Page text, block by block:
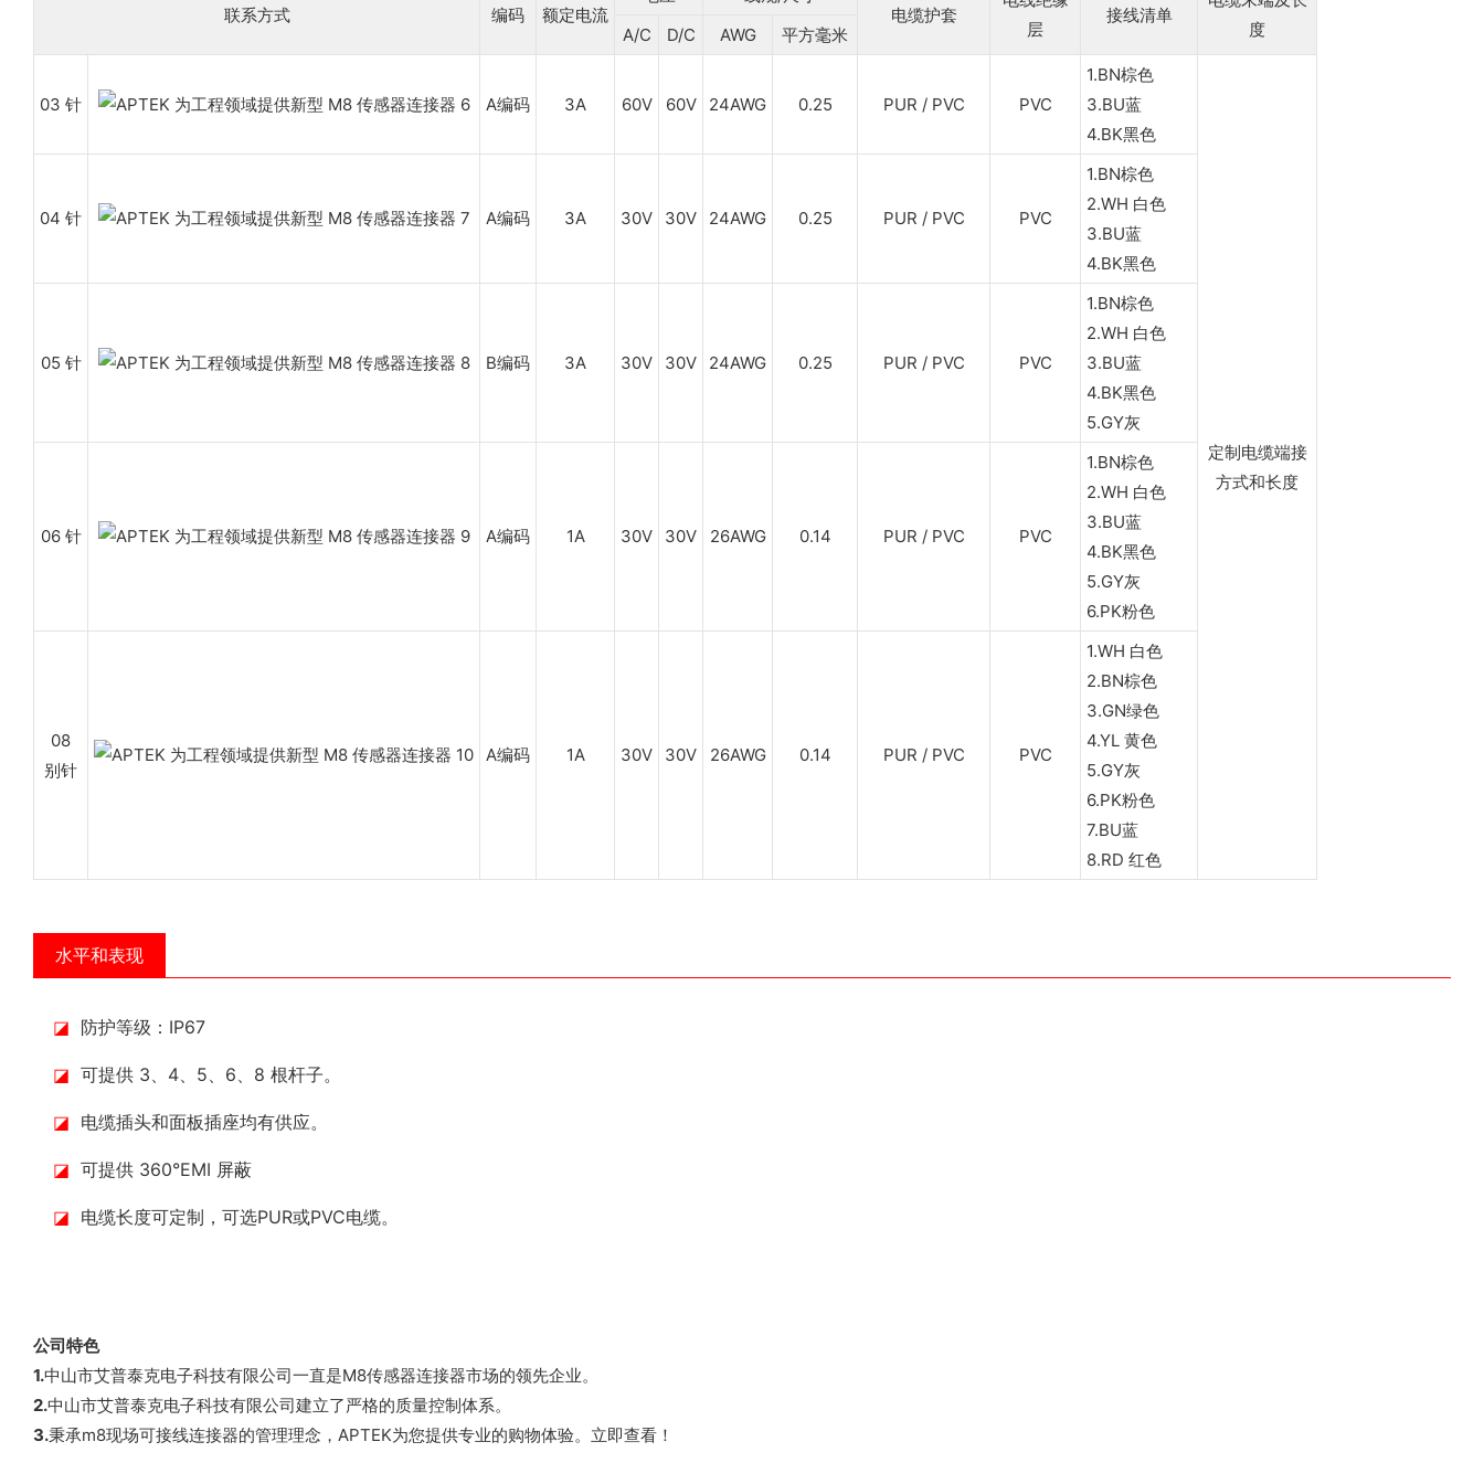
联系方式 编码 额定电流
电缆护套
层
接线清单
度
A/C D/C AWG 平方毫米
03 针 A编码 3A 60V 60V 24AWG 0.25 PUR / PVC PVC
1.BN棕色
3.BU蓝
4.BK黑色
定制电缆端接
方式和长度
04 针 A编码 3A 30V 30V 24AWG 0.25 PUR / PVC PVC
1.BN棕色
2.WH 白色
3.BU蓝
4.BK黑色
05 针 B编码 3A 30V 30V 24AWG 0.25 PUR / PVC PVC
1.BN棕色
2.WH 白色
3.BU蓝
4.BK黑色
5.GY灰
06 针 A编码 1A 30V 30V 26AWG 0.14 PUR / PVC PVC
1.BN棕色
2.WH 白色
3.BU蓝
4.BK黑色
5.GY灰
6.PK粉色
08
别针
A编码 1A 30V 30V 26AWG 0.14 PUR / PVC PVC
1.WH 白色
2.BN棕色
3.GN绿色
4.YL 黄色
5.GY灰
6.PK粉色
7.BU蓝
8.RD 红色
水平和表现
◪ 防护等级：IP67
◪ 可提供 3、4、5、6、8 根杆子。
◪ 电缆插头和面板插座均有供应。
◪ 可提供 360°EMI 屏蔽
◪ 电缆长度可定制，可选PUR或PVC电缆。
公司特色
1.中山市艾普泰克电子科技有限公司一直是M8传感器连接器市场的领先企业。
2.中山市艾普泰克电子科技有限公司建立了严格的质量控制体系。
3.秉承m8现场可接线连接器的管理理念，APTEK为您提供专业的购物体验。立即查看！